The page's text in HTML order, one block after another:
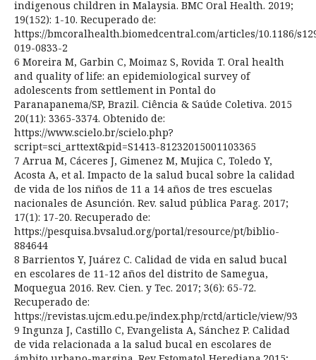
indigenous children in Malaysia. BMC Oral Health. 2019;
19(152): 1-10. Recuperado de:
https://bmcoralhealth.biomedcentral.com/articles/10.1186/
019-0833-2
6 Moreira M, Garbin C, Moimaz S, Rovida T. Oral health
and quality of life: an epidemiological survey of
adolescents from settlement in Pontal do
Paranapanema/SP, Brazil. Ciência & Saúde Coletiva. 2015
20(11): 3365-3374. Obtenido de:
https://www.scielo.br/scielo.php?
script=sci_arttext&pid=S1413-81232015001103365
7 Arrua M, Cáceres J, Gimenez M, Mujica C, Toledo Y,
Acosta A, et al. Impacto de la salud bucal sobre la calidad
de vida de los niños de 11 a 14 años de tres escuelas
nacionales de Asunción. Rev. salud pública Parag. 2017;
17(1): 17-20. Recuperado de:
https://pesquisa.bvsalud.org/portal/resource/pt/biblio-
884644
8 Barrientos Y, Juárez C. Calidad de vida en salud bucal
en escolares de 11-12 años del distrito de Samegua,
Moquegua 2016. Rev. Cien. y Tec. 2017; 3(6): 65-72.
Recuperado de:
https://revistas.ujcm.edu.pe/index.php/rctd/article/view/93
9 Ingunza J, Castillo C, Evangelista A, Sánchez P. Calidad
de vida relacionada a la salud bucal en escolares de